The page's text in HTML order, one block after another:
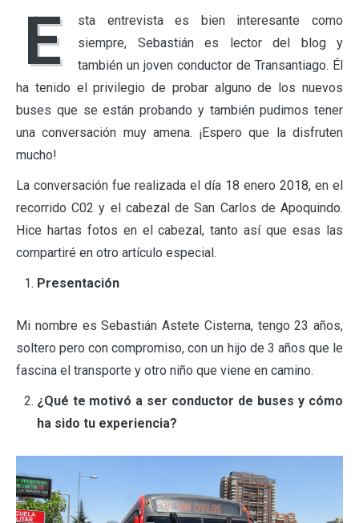
E
sta entrevista es bien interesante como
siempre, Sebastián es lector del blog y
también un joven conductor de Transantiago. Él
ha tenido el privilegio de probar alguno de los nuevos
buses que se están probando y también pudimos tener
una conversación muy amena. ¡Espero que la disfruten
mucho!
La conversación fue realizada el día 18 enero 2018, en el
recorrido C02 y el cabezal de San Carlos de Apoquindo.
Hice hartas fotos en el cabezal, tanto así que esas las
compartiré en otro artículo especial.
Presentación
Mi nombre es Sebastián Astete Cisterna, tengo 23 años,
soltero pero con compromiso, con un hijo de 3 años que le
fascina el transporte y otro niño que viene en camino.
¿Qué te motivó a ser conductor de buses y cómo
ha sido tu experiencia?